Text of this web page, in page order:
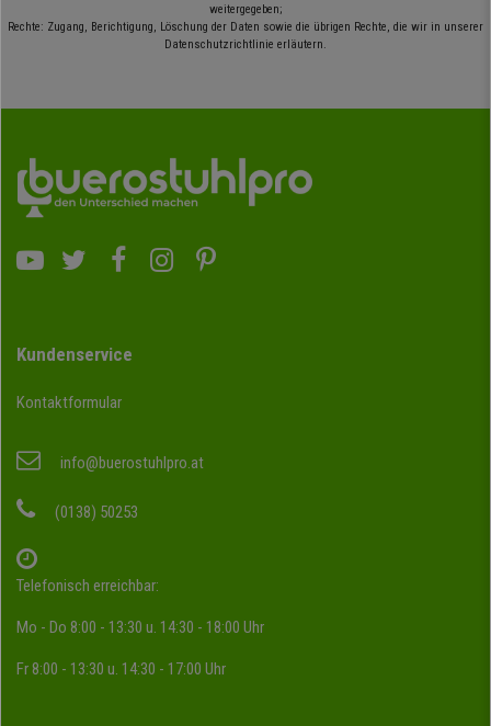
weitergegeben;
Rechte: Zugang, Berichtigung, Löschung der Daten sowie die übrigen Rechte, die wir in unserer
Datenschutzrichtlinie erläutern.
Kundenservice
Kontaktformular
info@buerostuhlpro.at
(0138) 50253
Telefonisch erreichbar:
Mo - Do 8:00 - 13:30 u. 14:30 - 18:00 Uhr
Fr 8:00 - 13:30 u. 14:30 - 17:00 Uhr